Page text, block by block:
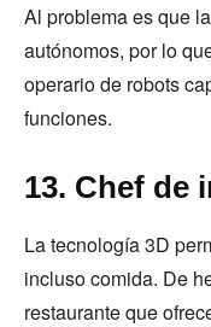
Al problema es que
autónomos, por lo
operario de robots
funciones.
13. Chef de
La tecnología 3D
incluso comida. De
restaurante que